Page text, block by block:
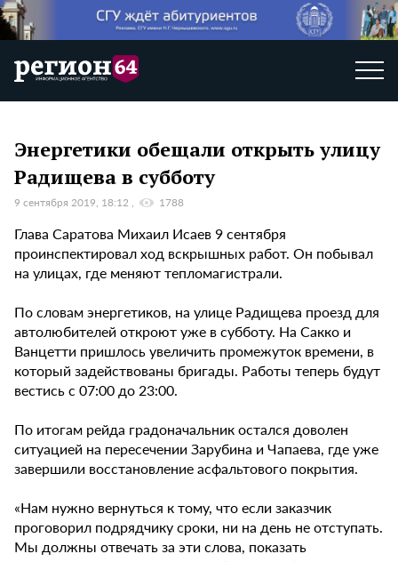
Энергетики обещали открыть улицу
Радищева в субботу
9 сентября 2019, 18:12 1788
Глава Саратова Михаил Исаев 9 сентября
проинспектировал ход вскрышных работ. Он побывал
на улицах, где меняют тепломагистрали.
По словам энергетиков, на улице Радищева проезд для
автолюбителей откроют уже в субботу. На Сакко и
Ванцетти пришлось увеличить промежуток времени, в
который задействованы бригады. Работы теперь будут
вестись с 07:00 до 23:00.
По итогам рейда градоначальник остался доволен
ситуацией на пересечении Зарубина и Чапаева, где уже
завершили восстановление асфальтового покрытия.
«Нам нужно вернуться к тому, что если заказчик
проговорил подрядчику сроки, ни на день не отступать.
Мы должны отвечать за эти слова, показать